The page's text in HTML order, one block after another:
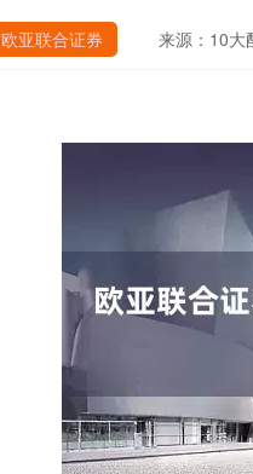
欧亚联合证券 来源：10大